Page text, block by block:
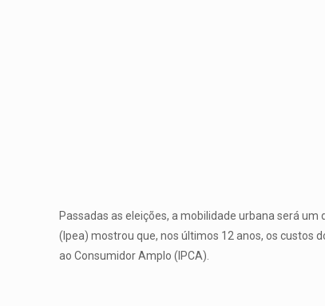
Passadas as eleições, a mobilidade urbana será
(Ipea) mostrou que, nos últimos 12 anos, os custos
ao Consumidor Amplo (IPCA).